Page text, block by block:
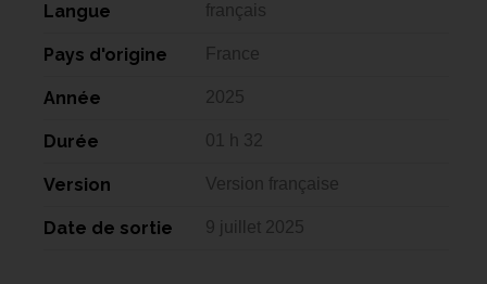
Langue français
Pays d'origine France
Année 2025
Durée 01 h 32
Version Version française
Date de sortie 9 juillet 2025